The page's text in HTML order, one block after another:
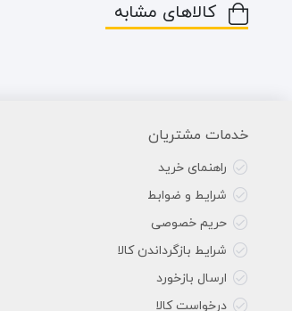
کالاهای مشابه
خدمات مشتریان
راهنمای خرید
شرایط و ضوابط
حریم خصوصی
شرایط بازگرداندن کالا
ارسال بازخورد
درخواست کالا